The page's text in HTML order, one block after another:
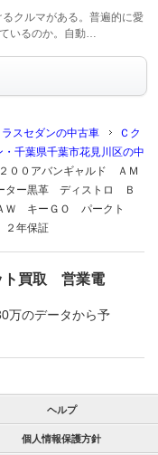
クルマがある。普遍的に愛
いるのか。自動…
ラスセダンの中古車
Ｃク
・千葉県千葉市花見川区の中
００アバンギャルド ＡＭ
ター黒革 ディストロ Ｂ
Ｗ キーＧＯ パークト
年保証
ト買取 営業電
万のデータから予
ヘルプ
個人情報保護方針